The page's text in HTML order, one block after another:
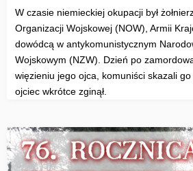
W czasie niemieckiej okupacji był
Organizacji Wojskowej (NOW), Armii
dowódcą w antykomunistycznym
Wojskowym (NZW). Dzień po
więzieniu jego ojca, komuniści skazali
ojciec wkrótce zginął.